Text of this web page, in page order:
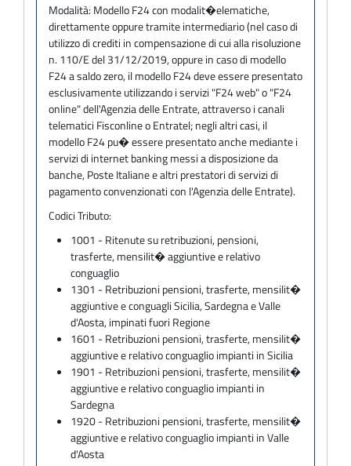
Modalità: Modello F24 con modalit�elematiche,
direttamente oppure tramite intermediario (nel caso di
utilizzo di crediti in compensazione di cui alla risoluzione
n. 110/E del 31/12/2019, oppure in caso di modello
F24 a saldo zero, il modello F24 deve essere presentato
esclusivamente utilizzando i servizi "F24 web" o "F24
online" dell'Agenzia delle Entrate, attraverso i canali
telematici Fisconline o Entratel; negli altri casi, il
modello F24 pu� essere presentato anche mediante i
servizi di internet banking messi a disposizione da
banche, Poste Italiane e altri prestatori di servizi di
pagamento convenzionati con l'Agenzia delle Entrate).
Codici Tributo:
1001 - Ritenute su retribuzioni, pensioni,
trasferte, mensilit� aggiuntive e relativo
conguaglio
1301 - Retribuzioni pensioni, trasferte, mensilit�
aggiuntive e conguagli Sicilia, Sardegna e Valle
d'Aosta, impinati fuori Regione
1601 - Retribuzioni pensioni, trasferte, mensilit�
aggiuntive e relativo conguaglio impianti in Sicilia
1901 - Retribuzioni pensioni, trasferte, mensilit�
aggiuntive e relativo conguaglio impianti in
Sardegna
1920 - Retribuzioni pensioni, trasferte, mensilit�
aggiuntive e relativo conguaglio impianti in Valle
d'Aosta